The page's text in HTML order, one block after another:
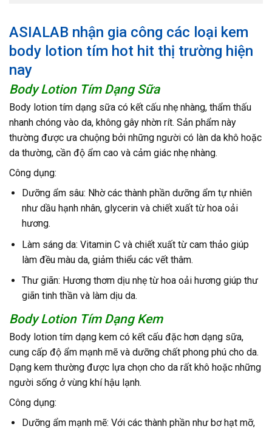
ASIALAB nhận gia công các loại kem
body lotion tím hot hit thị trường hiện
nay
Body Lotion Tím Dạng Sữa
Body lotion tím dạng sữa có kết cấu nhẹ nhàng, thẩm thấu
nhanh chóng vào da, không gây nhờn rít. Sản phẩm này
thường được ưa chuộng bởi những người có làn da khô hoặc
da thường, cần độ ẩm cao và cảm giác nhẹ nhàng.
Công dụng:
Dưỡng ẩm sâu: Nhờ các thành phần dưỡng ẩm tự nhiên
như dầu hạnh nhân, glycerin và chiết xuất từ hoa oải
hương.
Làm sáng da: Vitamin C và chiết xuất từ cam thảo giúp
làm đều màu da, giảm thiểu các vết thâm.
Thư giãn: Hương thơm dịu nhẹ từ hoa oải hương giúp thư
giãn tinh thần và làm dịu da.
Body Lotion Tím Dạng Kem
Body lotion tím dạng kem có kết cấu đặc hơn dạng sữa,
cung cấp độ ẩm mạnh mẽ và dưỡng chất phong phú cho da.
Dạng kem thường được lựa chọn cho da rất khô hoặc những
người sống ở vùng khí hậu lạnh.
Công dụng:
Dưỡng ẩm mạnh mẽ: Với các thành phần như bơ hạt mỡ,